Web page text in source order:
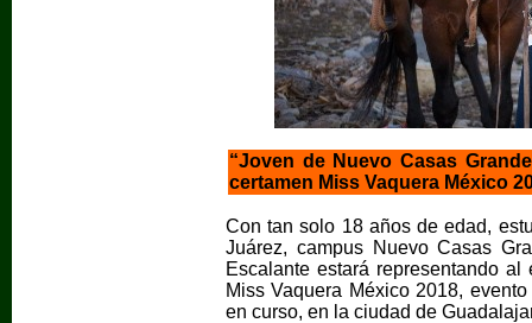
“Joven de Nuevo Casas
certamen Miss Vaquera México
Con tan solo 18 años de edad,
Juárez, campus Nuevo Casas
Escalante estará representando
Miss Vaquera México 2018,
en curso, en la ciudad de